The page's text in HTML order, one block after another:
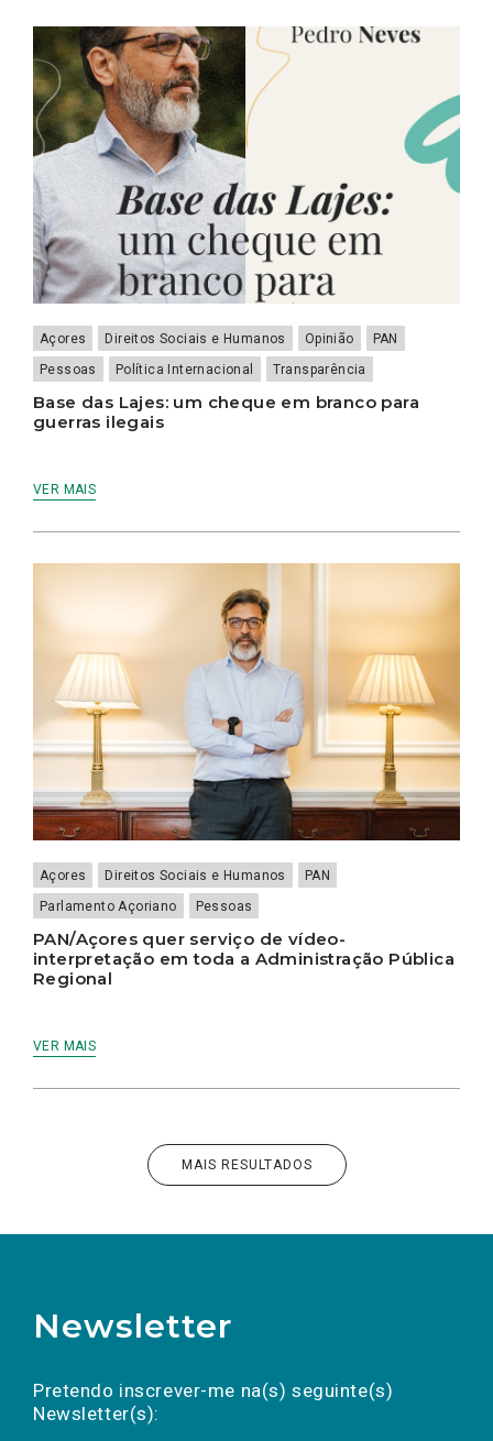
Açores Direitos Sociais e Humanos Opinião
PAN
Pessoas
Política Internacional Transparência
Base das Lajes: um cheque em branco para
guerras ilegais
VER MAIS
Açores Direitos Sociais e Humanos
PAN
Parlamento Açoriano
Pessoas
PAN/Açores quer serviço de vídeo-
interpretação em toda a Administração Pública
Regional
VER MAIS
MAIS RESULTADOS
Newsletter
Pretendo inscrever-me na(s) seguinte(s)
Newsletter(s):
a(s) newsletter(s).
mail